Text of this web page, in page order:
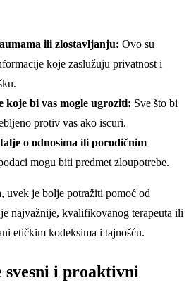
ili zlostavljanju: Ovo su
koje zaslužuju privatnost i
koje bi vas mogle ugroziti: Sve što bi
protiv vas ako iscuri.
o odnosima ili porodičnim
mogu biti predmet zloupotrebe.
uvek je bolje potražiti pomoć od
najvažnije, kvalifikovanog terapeuta ili
etičkim kodeksima i tajnošću.
svesni i proaktivni